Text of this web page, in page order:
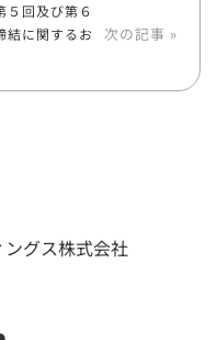
５回及び第６
結に関するお
次の記事 »
ングス株式会社